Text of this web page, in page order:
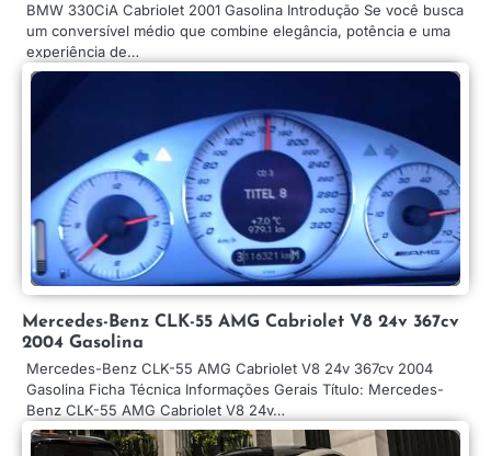
BMW 330CiA Cabriolet 2001 Gasolina Introdução Se você busca
um conversível médio que combine elegância, potência e uma
experiência de…
Mercedes-Benz CLK-55 AMG Cabriolet V8 24v 367cv
2004 Gasolina
Mercedes-Benz CLK-55 AMG Cabriolet V8 24v 367cv 2004
Gasolina Ficha Técnica Informações Gerais Título: Mercedes-
Benz CLK-55 AMG Cabriolet V8 24v…